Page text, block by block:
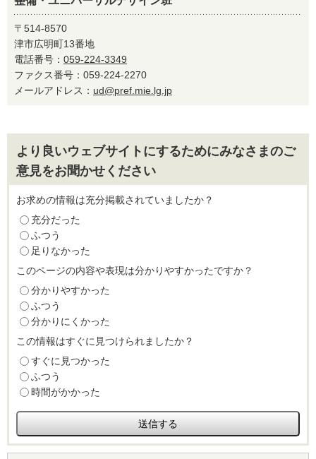
〒514-8570
津市広明町13番地
電話番号： 059-224-3349
ファクス番号：059-224-2270
メールアドレス： ud@pref.mie.lg.jp
より良いウェブサイトにするためにみなさまのご
意見をお聞かせください
お求めの情報は充分掲載されていましたか？
充分だった
ふつう
足りなかった
このページの内容や表現は分かりやすかったですか？
分かりやすかった
ふつう
分かりにくかった
この情報はすぐに見つけられましたか？
すぐに見つかった
ふつう
時間がかかった